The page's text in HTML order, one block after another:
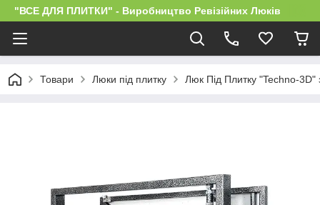
"ВСЕ ДЛЯ ПЛИТКИ" - Виробництво Ревізійних Люків
Товари Люки під плитку Люк Під Плитку "Techno-